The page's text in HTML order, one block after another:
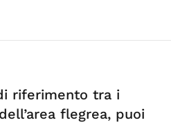
riferimento tra i
flegrea, puoi